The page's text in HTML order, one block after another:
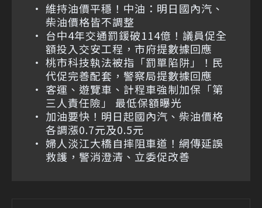
維持油價平穩！中油：明日國內汽、
柴油價格皆不調整
台中4年交通罰鍰破114億！議員促全
額投入交安工程，市府提數據回應
桃市科技執法被指「罰單陷阱」！民
代促完善配套，警察局提數據回應
客運、遊覽車、計程車強制加保「第
三人責任險」 最低保額曝光
加油要快！明日起國內汽、柴油價格
各調漲0.7元及0.5元
婦人淡江大橋自摔阻車道！網傳延誤
救護，警消澄清、立委促改善